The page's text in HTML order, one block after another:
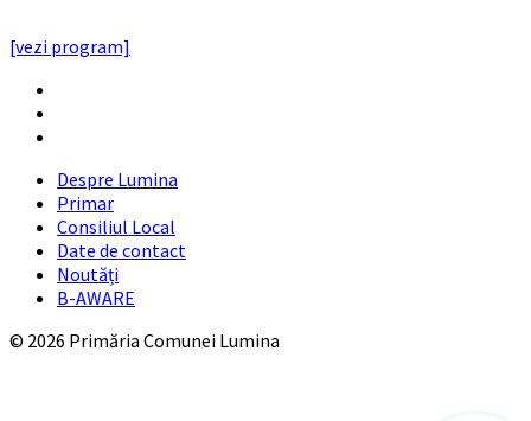
[vezi program]
Despre Lumina
Primar
Consiliul Local
Date de contact
Noutăți
B-AWARE
© 2026 Primăria Comunei Lumina